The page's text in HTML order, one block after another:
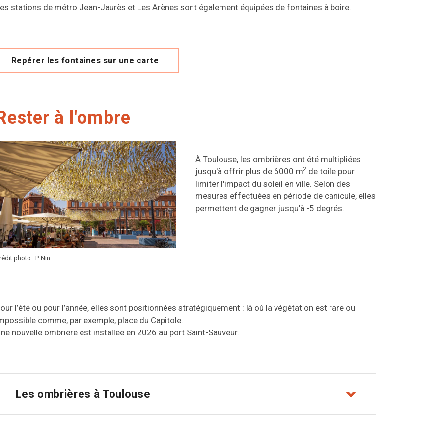
stations de métro Jean-Jaurès et Les Arènes sont également équipées de fontaines à boire.
Repérer les fontaines sur une carte
à l'ombre
photo : P. Nin
À Toulouse, les ombrières ont été multipliées
jusqu'à offrir plus de 6000 m2 de toile pour
limiter l'impact du soleil en ville. Selon des
mesures effectuées en période de canicule, elles
permettent de gagner jusqu'à -5 degrés.
l’été ou pour l’année, elles sont positionnées stratégiquement : là où la végétation est rare ou
comme, par exemple, place du Capitole.
nouvelle ombrière est installée en 2026 au port Saint-Sauveur.
Les ombrières à Toulouse